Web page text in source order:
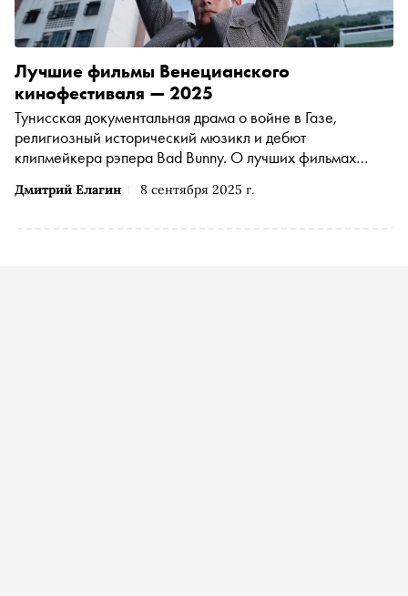
Дмитрий Елагин 8 сентября 2025 г.
Лучшие фильмы Венецианского
кинофестиваля — 2025
Тунисская документальная драма о войне в Газе,
религиозный исторический мюзикл и дебют
клипмейкера рэпера Bad Bunny. О лучших фильмах